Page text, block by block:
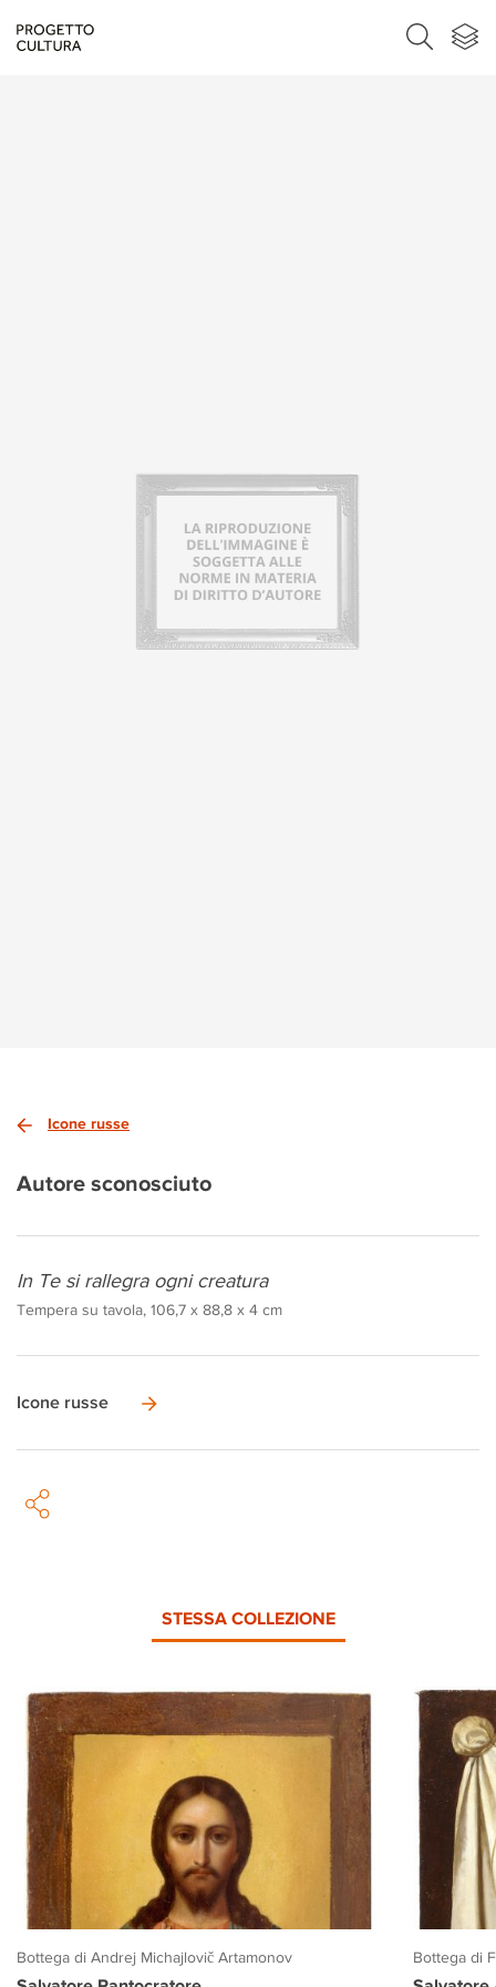
Icone russe
Autore sconosciuto
In Te si rallegra ogni creatura
Tempera su tavola, 106,7 x 88,8 x 4 cm
Icone russe
STESSA COLLEZIONE
Bottega di Andrej Michajlovič Artamonov Bottega di